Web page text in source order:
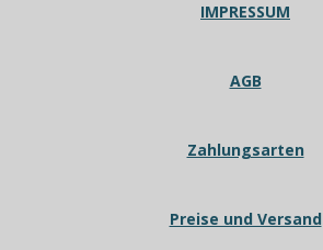
IMPRESSUM
AGB
Zahlungsarten
Preise und Versand